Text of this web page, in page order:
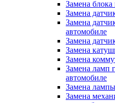
Замена
Замена
Замена
автомобиле
Замена
Замена
Замена
Замена ламп
автомобиле
Замена
Замена